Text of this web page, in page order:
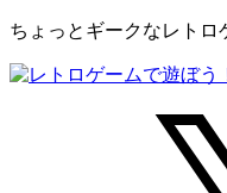
ちょっとギークなレトロ